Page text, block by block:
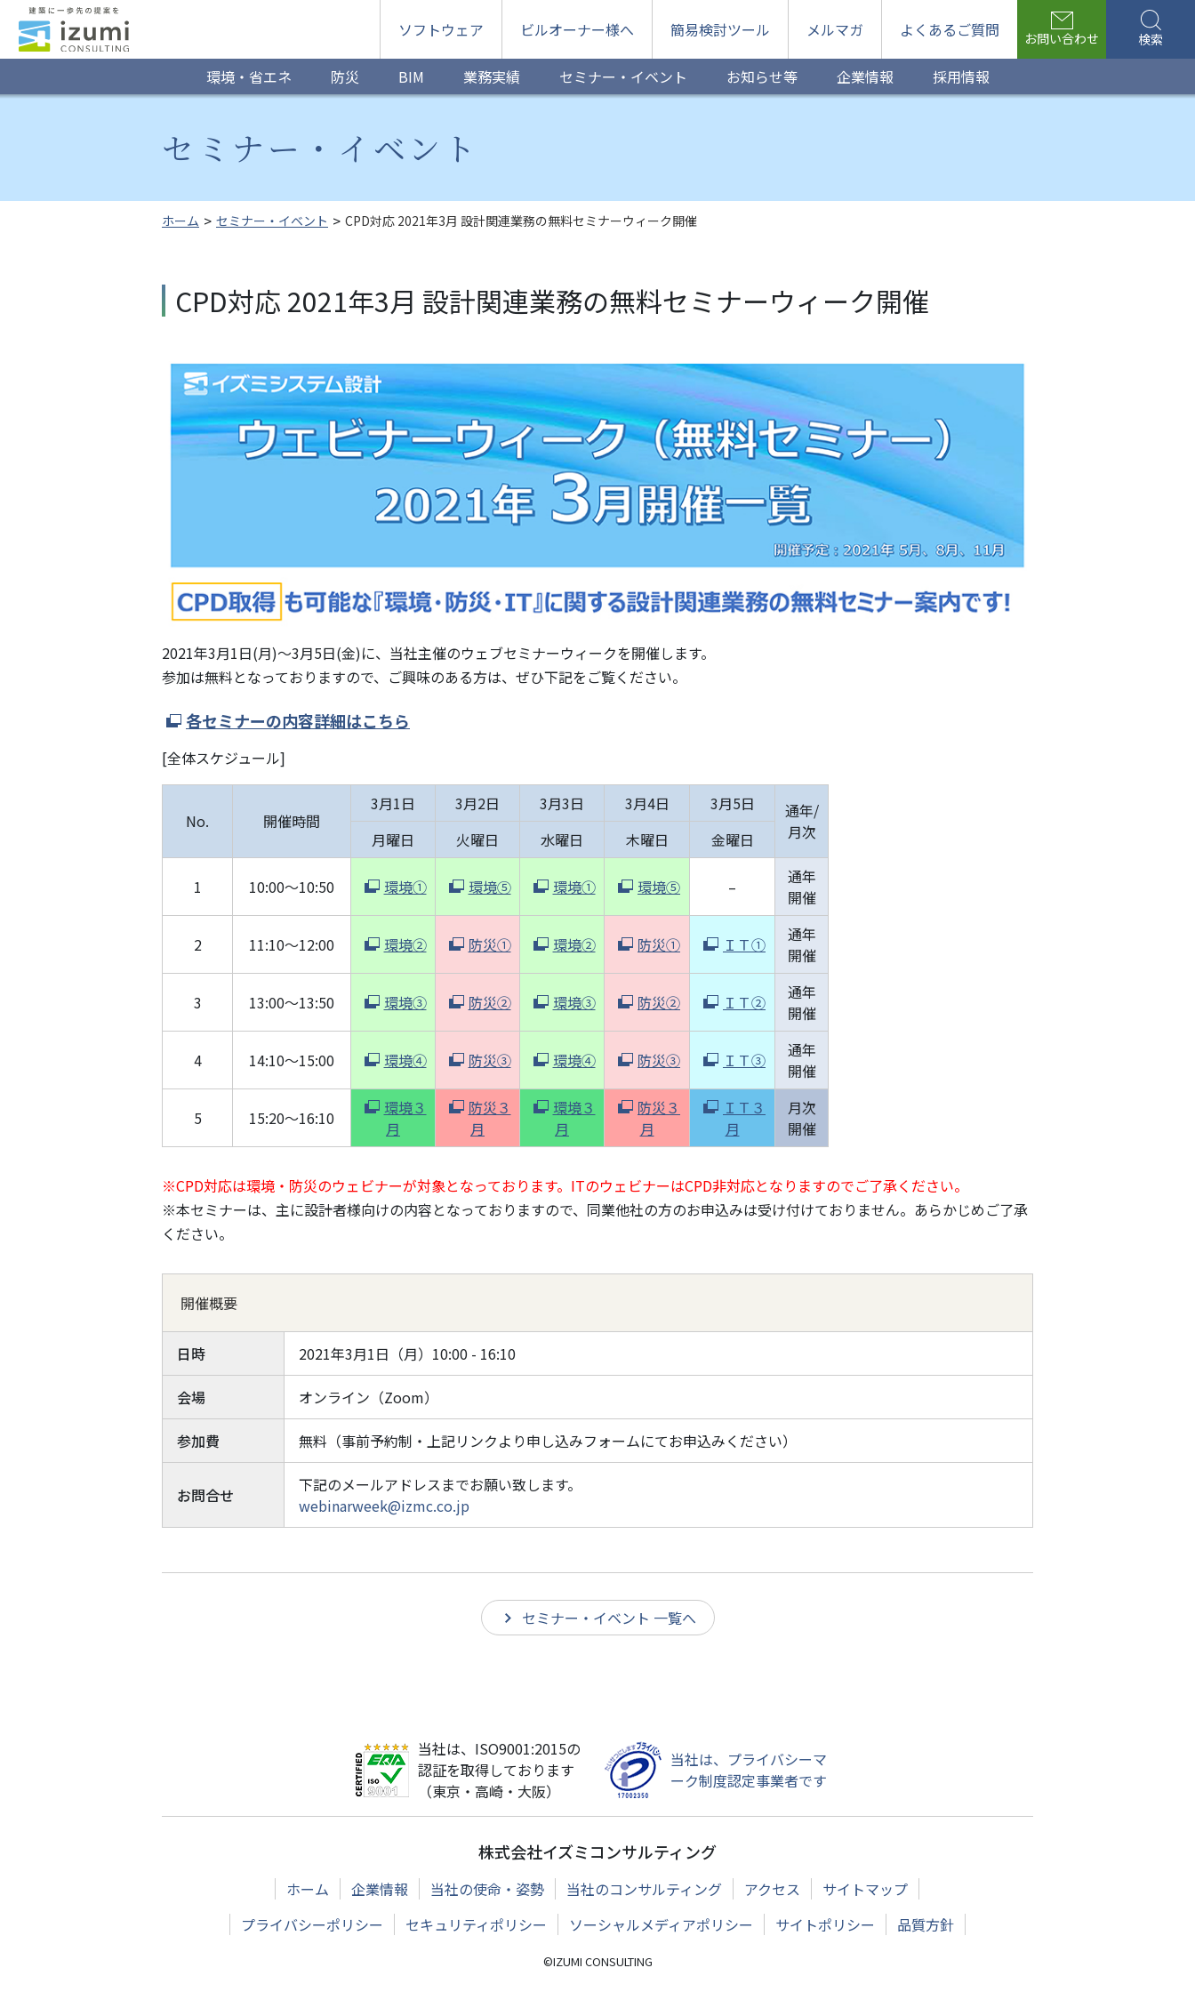
グ
ロ
ー
ソフトウェア ビルオーナー様へ 簡易検討ツール メルマガ よくあるご質問 お問い合わせ 検索
環境・省エネ 防災 BIM 業務実績 セミナー・イベント お知らせ等 企業情報 採用情報
セミナー・イベント
ホーム セミナー・イベント CPD対応 2021年3月 設計関連業務の無料セミナーウィーク開催
CPD対応 2021年3月 設計関連業務の無料セミナーウィーク開催
2021年3月1日(月)～3月5日(金)に、当社主催のウェブセミナーウィークを開催します。
参加は無料となっておりますので、ご興味のある方は、ぜひ下記をご覧ください。
各セミナーの内容詳細はこちら
[全体スケジュール]
No. 開催時間
3月1日 3月2日 3月3日 3月4日 3月5日
通年/
月次
月曜日 火曜日 水曜日 木曜日 金曜日
1 10:00～10:50 環境① 環境⑤ 環境① 環境⑤ –
通年
開催
2 11:10～12:00 環境② 防災① 環境② 防災① ＩＴ①
通年
開催
3 13:00～13:50 環境③ 防災② 環境③ 防災② ＩＴ②
通年
開催
4 14:10～15:00 環境④ 防災③ 環境④ 防災③ ＩＴ③
通年
開催
5 15:20～16:10
環境３
月
防災３
月
環境３
月
防災３
月
ＩＴ３
月
月次
開催
※CPD対応は環境・防災のウェビナーが対象となっております。ITのウェビナーはCPD非対応となりますのでご了承ください。
※本セミナーは、主に設計者様向けの内容となっておりますので、同業他社の方のお申込みは受け付けておりません。あらかじめご了承
ください。
開催概要
日時 2021年3月1日（月）10:00 - 16:10
会場 オンライン（Zoom）
参加費 無料（事前予約制・上記リンクより申し込みフォームにてお申込みください）
お問合せ
下記のメールアドレスまでお願い致します。
webinarweek@izmc.co.jp
セミナー・イベント 一覧へ
当社は、ISO9001:2015の
認証を取得しております
（東京・高崎・大阪）
当社は、プライバシーマ
ーク制度認定事業者です
株式会社イズミコンサルティング
ホーム 企業情報 当社の使命・姿勢 当社のコンサルティング アクセス
サイトマップ
プライバシーポリシー
セキュリティポリシー ソーシャルメディアポリシー サイトポリシー 品質方針
©IZUMI CONSULTING